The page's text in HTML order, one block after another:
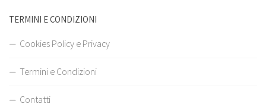
TERMINI E CONDIZIONI
Cookies Policy e Privacy
Termini e Condizioni
Contatti